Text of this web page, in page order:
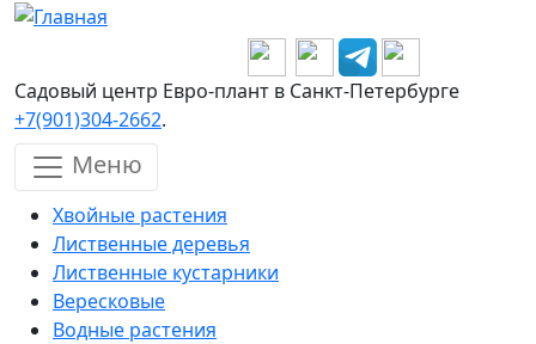
Перейти к основному содержанию
Садовый центр Евро-плант в Санкт-Петербурге
+7(901)304-2662.
Меню
Хвойные растения
Лиственные деревья
Лиственные кустарники
Вересковые
Водные растения